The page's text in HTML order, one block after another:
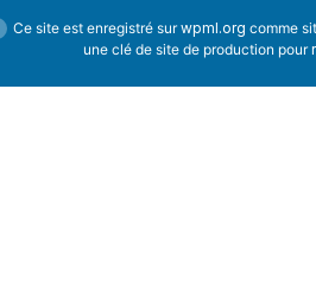
Ce site est enregistré surwpml.org comme
une clé de site de production pour